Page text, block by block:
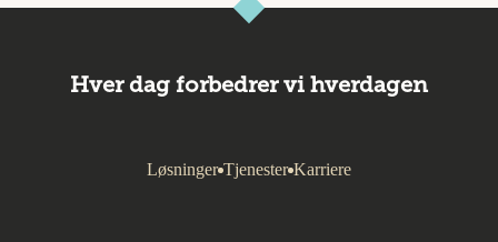
Hver dag forbedrer vi hverdagen
Løsninger Tjenester Karriere